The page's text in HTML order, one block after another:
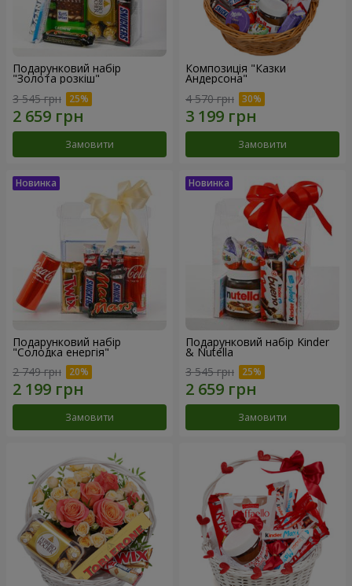
Подарунковий набір
"Золота розкіш"
3 545 грн
Замовити
Композиція "Казки
Андерсона"
4 570 грн
Замовити
Подарунковий набір
"Солодка енергія"
2 749 грн
Замовити
Подарунковий набір Kinder
& Nutella
3 545 грн
Замовити